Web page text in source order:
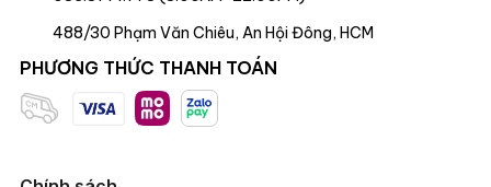
488/30 Phạm Văn Chiêu, An Hội Đông, HCM
PHƯƠNG THỨC THANH TOÁN